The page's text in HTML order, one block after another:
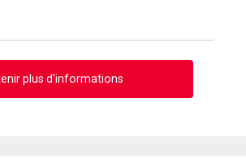
plus d'informations